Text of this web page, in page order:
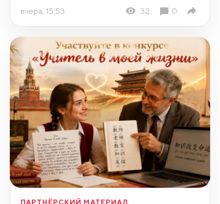
вчера, 15:53 32 0
ПАРТНЁРСКИЙ МАТЕРИАЛ